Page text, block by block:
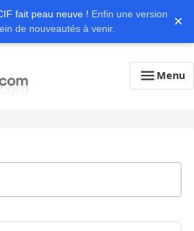
fait peau neuve ! Enfin une version
de nouveautés à venir.
×
Menu